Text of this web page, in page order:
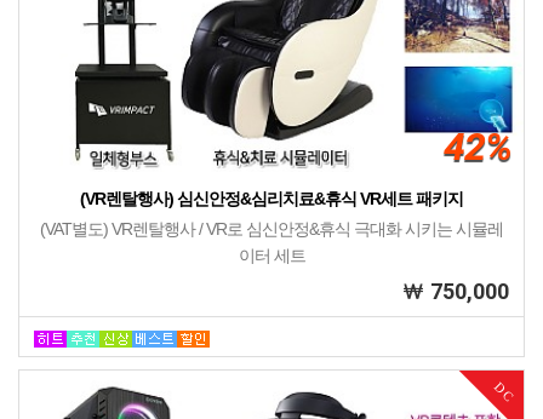
42%
(VR렌탈행사) 심신안정&심리치료&휴식 VR세트 패키지
(VAT별도) VR렌탈행사 / VR로 심신안정&휴식 극대화 시키는 시뮬레
이터 세트
750,000
DC